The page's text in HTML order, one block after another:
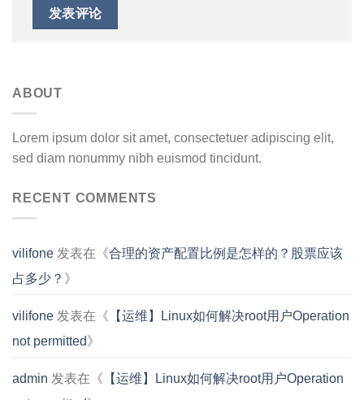
ABOUT
Lorem ipsum dolor sit amet, consectetuer adipiscing elit,
sed diam nonummy nibh euismod tincidunt.
RECENT COMMENTS
vilifone 发表在《合理的资产配置比例是怎样的？股票应该
占多少？ 》
vilifone 发表在《 【运维】Linux如何解决root用户Operation
not permitted》
admin 发表在《 【运维】Linux如何解决root用户Operation